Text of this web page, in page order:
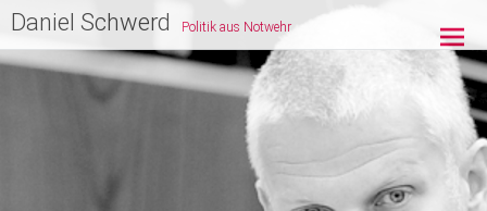
Zum
Inhalt
springen
Daniel Schwerd Politik aus Notwehr